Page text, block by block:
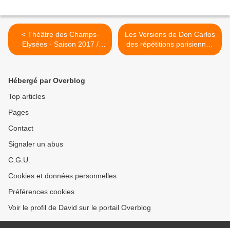
< Théâtre des Champs-
Elysées - Saison 2017 /
2018
Les Versions de Don Carlos
des répétitions parisiennes
de 1866 à la version
Hébergé par Overblog
Top articles
Pages
Contact
Signaler un abus
C.G.U.
Cookies et données personnelles
Préférences cookies
Voir le profil de David sur le portail Overblog